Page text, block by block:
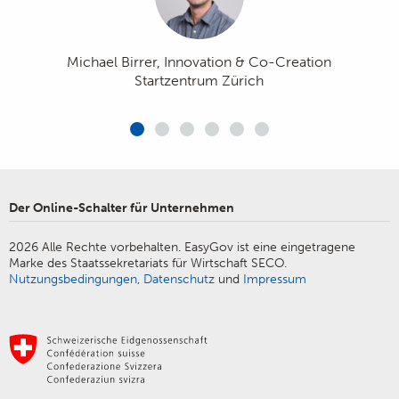
Michael Birrer, Innovation & Co-Creation
Startzentrum Zürich
ganzheitlich bequem vom Büro aus
getätigt werden können.»
technischer Mittel willkommene
Erleichterungen.»
Regulatorisches economiesuisse
Vanessa J. Jenni, Geschäftsführerin Schweiz.
Treuhänderverband TREUHAND|SUISSE
Michael Tschirky, Verbandspräsident der
Der Online-Schalter für Unternehmen
2026 Alle Rechte vorbehalten. EasyGov ist eine eingetragene
Marke des Staatssekretariats für Wirtschaft SECO.
Nutzungsbedingungen, Datenschutz und Impressum